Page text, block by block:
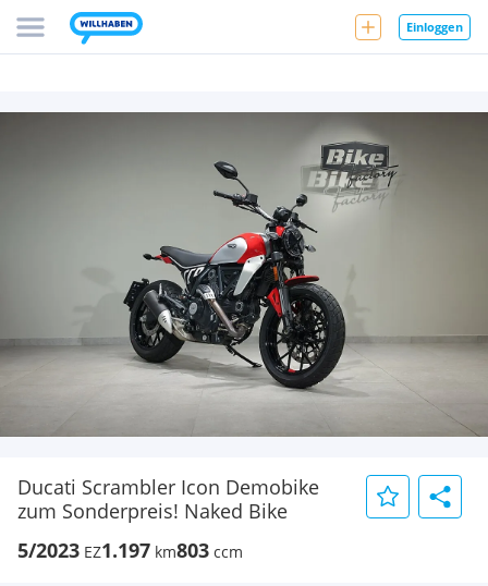
Einloggen
Ducati Scrambler Icon Demobike
zum Sonderpreis! Naked Bike
5/2023 EZ1.197 km803 ccm